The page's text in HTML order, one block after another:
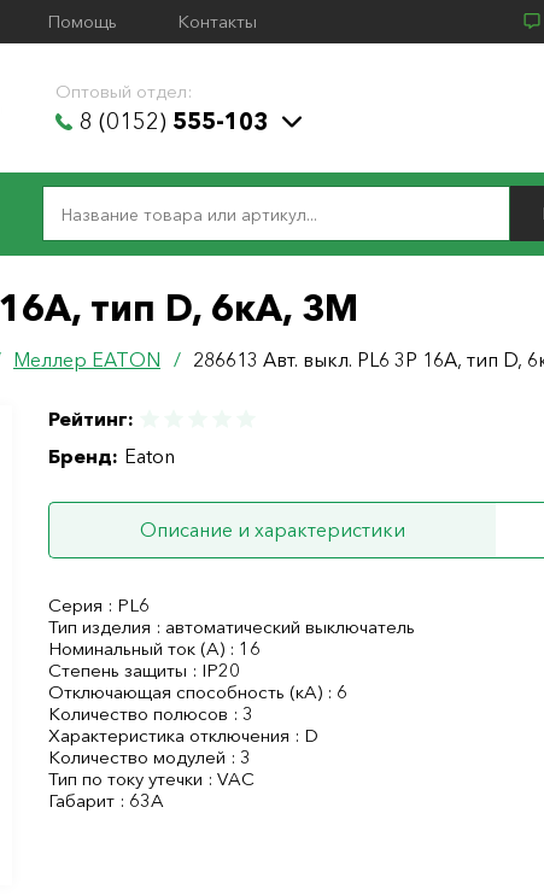
Помощь Контакты
Оптовый отдел:
8 (0152) 555-103
тип D, 6кА, 3M
Меллер ЕАТОN / 286613 Авт. выкл. PL6 3P 16А, тип D,
Рейтинг:
Бренд: Eaton
Описание и характеристики
Серия : PL6
Тип изделия : автоматический выключатель
Номинальный ток (А) : 16
Степень защиты : IP20
Отключающая способность (кА) : 6
Количество полюсов : 3
Характеристика отключения : D
Количество модулей : 3
Тип по току утечки : VAC
Габарит : 63А